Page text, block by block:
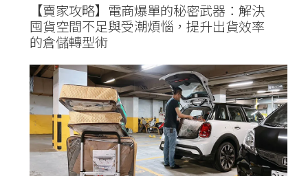
【賣家攻略】電商爆單的秘密武器：解決
囤貨空間不足與受潮煩惱，提升出貨效率
的倉儲轉型術